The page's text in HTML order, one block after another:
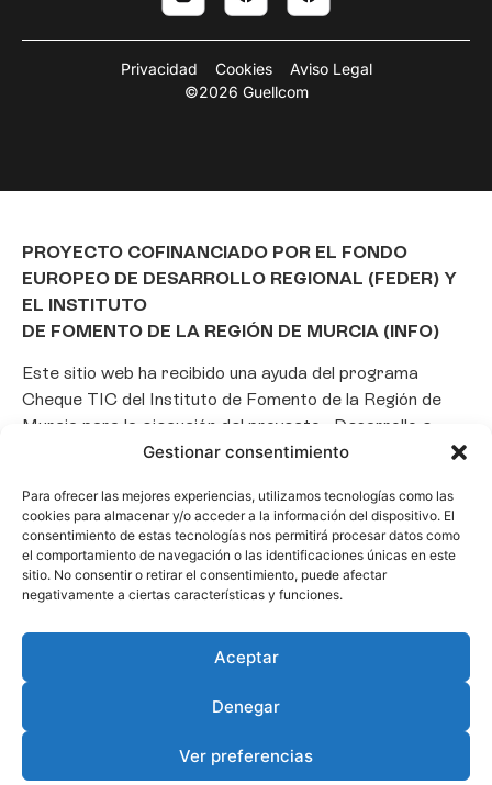
Gestionar consentimiento
Para ofrecer las mejores experiencias, utilizamos tecnologías como las
cookies para almacenar y/o acceder a la información del dispositivo. El
consentimiento de estas tecnologías nos permitirá procesar datos como
el comportamiento de navegación o las identificaciones únicas en este
sitio. No consentir o retirar el consentimiento, puede afectar
negativamente a ciertas características y funciones.
Aceptar
Denegar
Ver preferencias
©2026 Guellcom
Privacidad Cookies Aviso Legal
PROYECTO COFINANCIADO POR EL FONDO
EUROPEO DE DESARROLLO REGIONAL (FEDER) Y
EL INSTITUTO
DE FOMENTO DE LA REGIÓN DE MURCIA (INFO)
Este sitio web ha recibido una ayuda del programa
Cheque TIC del Instituto de Fomento de la Región de
Murcia para la ejecución del proyecto «Desarrollo e
implantación de un Chatbot de Inteligencia Artificial
promover la transformación digital, la automatización
de consultas y la optimización de la gestión de clientes
en el ámbito empresarial.